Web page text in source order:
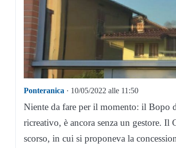
Ponteranica · 10/05/2022 alle 11:50
Niente da fare per il momento: il Bopo
ricreativo, è ancora senza un gestore.
scorso, in cui si proponeva la